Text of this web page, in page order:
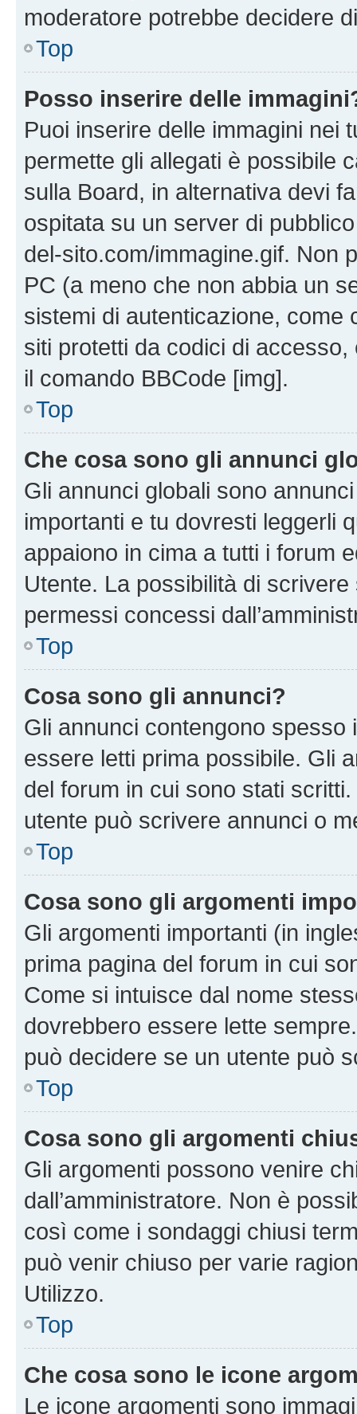
moderatore potrebbe decidere
Top
Posso inserire delle
Puoi inserire delle immagini nei
permette gli allegati è possibile
sulla Board, in alternativa devi
ospitata su un server di
del-sito.com/immagine.gif. Non
PC (a meno che non abbia un
sistemi di autenticazione, come
siti protetti da codici di
il comando BBCode [img].
Top
Che cosa sono gli annunci
Gli annunci globali sono
importanti e tu dovresti leggerli
appaiono in cima a tutti i forum
Utente. La possibilità di
permessi concessi
Top
Cosa sono gli annunci?
Gli annunci contengono
essere letti prima possibile. Gli
del forum in cui sono stati
utente può scrivere annunci o
Top
Cosa sono gli argomenti
Gli argomenti importanti (in
prima pagina del forum in cui
Come si intuisce dal nome
dovrebbero essere lette
può decidere se un utente può
Top
Cosa sono gli argomenti
Gli argomenti possono venire
dall’amministratore. Non è
così come i sondaggi chiusi
può venir chiuso per varie
Utilizzo.
Top
Che cosa sono le icone
Le icone argomenti sono